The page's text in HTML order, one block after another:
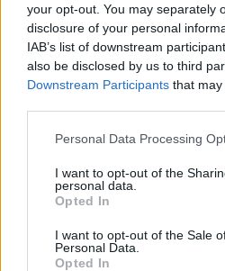
your opt-out. You may separately
disclosure of your personal
IAB’s list of downstream
also be disclosed by us to third
Downstream Participants that
Please note that this website/app
not limited to your visit or usage
grant or deny consent to Google
use your data for below specified
consent section.
Personal Data Processing
I want to opt-out of the
personal data.
Opted In
I want to opt-out of the Sale
Personal Data.
Opted In
Retorta Galéria, V. Széchenyi u.
Néha teljesen szabadnak
érezzük, hogy bármire képesek
mernénk tenni. Máskor azt